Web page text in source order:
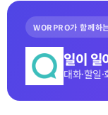
WORPRO가 함께하
일이
대화·할일